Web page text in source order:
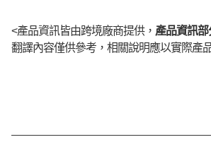
<產品資訊皆由跨境廠商提供， 產品資訊
翻譯內容僅供參考，相關說明應以實際產